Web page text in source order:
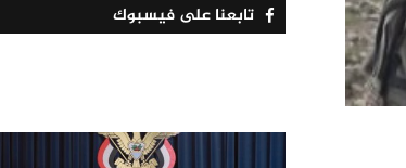
تابعنا على فيسبوك